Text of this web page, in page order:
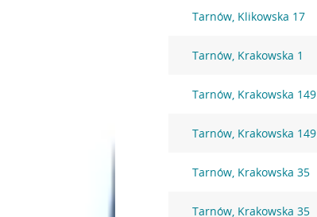
Tarnów, Klikowska 17
Tarnów, Krakowska 1
Tarnów, Krakowska 149
Tarnów, Krakowska 149
Tarnów, Krakowska 35
Tarnów, Krakowska 35